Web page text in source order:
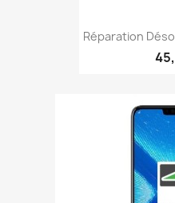
Réparation